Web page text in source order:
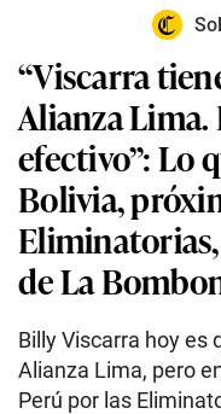
“Viscarra
Alianza
efectivo”: Lo
Bolivia,
de La
Billy Viscarra hoy es
Alianza Lima, pero
Perú por las